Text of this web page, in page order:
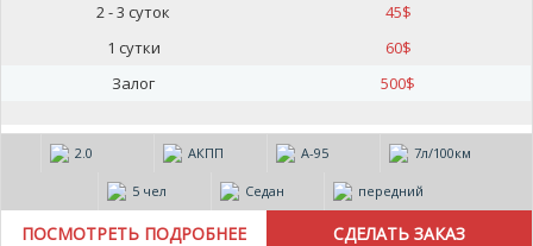
2 - 3 суток
45$
1 сутки
60$
Залог
500$
2.0 АКПП А-95 7л/100км
5 чел Седан передний
ПОСМОТРЕТЬ ПОДРОБНЕЕ